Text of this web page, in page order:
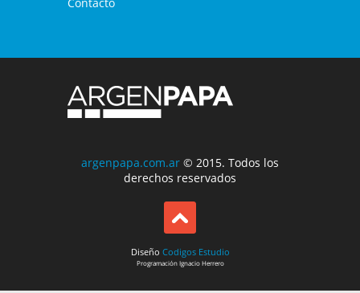
Contacto
argenpapa.com.ar © 2015. Todos los
derechos reservados
Diseño Codigos Estudio
ProgramaciónIgnacio Herrero